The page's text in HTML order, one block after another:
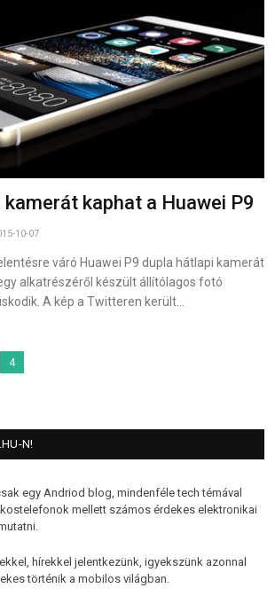
kamerát kaphat a Huawei P9
10-07
váró Huawei P9 dupla hátlapi kamerát
alkatrészéről készült állítólagos fotó
A kép a Twitteren került…
4
N!
egy Andriod blog, mindenféle tech témával
mellett számos érdekes elektronikai
hírekkel jelentkezünk, igyekszünk azonnal
történik a mobilos világban.